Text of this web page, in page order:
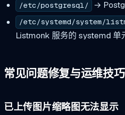
/etc/postgresql/ →
/etc/systemd/system/
Listmonk 服务的 systemd 单
常见问题修复与运维技巧
已上传图片缩略图无法显示